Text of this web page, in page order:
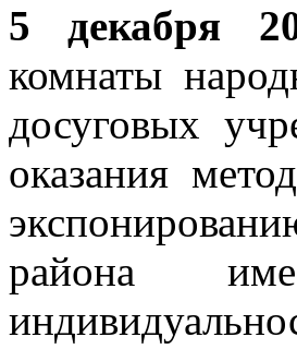
5 декабря
комнаты
досуговых
оказания
района